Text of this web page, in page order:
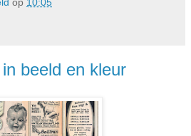
beeld en kleur